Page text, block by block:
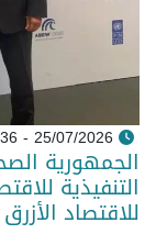
25/07/2026 - 00:36
الجمهورية
التنفيذية
للاقتصاد الأزرق